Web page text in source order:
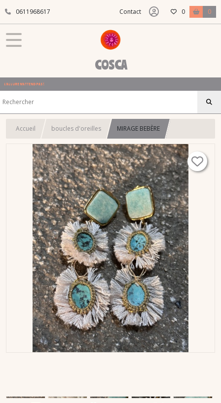
0611968617 Contact 0 0
COSCA
L'ALLURE N'ATTEND PAS !
Accueil boucles d'oreilles MIRAGE BEBÈRE